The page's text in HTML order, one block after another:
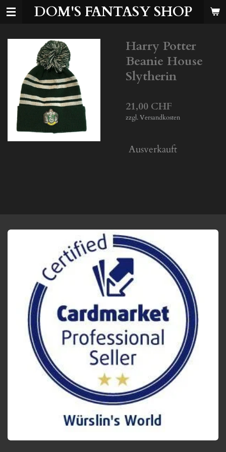
Zum
DOM'S FANTASY SHOP
Harry Potter
Beanie House
Slytherin
21,00 CHF
zzgl. Versandkosten
Ausverkauft